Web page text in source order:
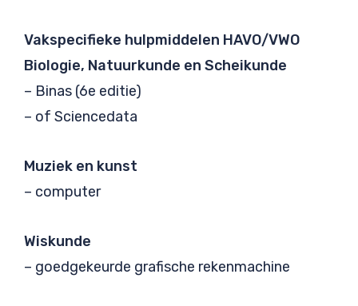
Vakspecifieke hulpmiddelen HAVO/VWO
Biologie, Natuurkunde en Scheikunde
– Binas (6e editie)
– of Sciencedata
Muziek en kunst
– computer
Wiskunde
– goedgekeurde grafische rekenmachine